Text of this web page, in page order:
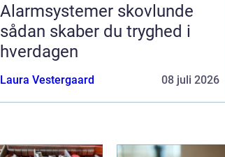
Alarmsystemer skovlunde
sådan skaber du tryghed i
hverdagen
Laura Vestergaard 08 juli 2026